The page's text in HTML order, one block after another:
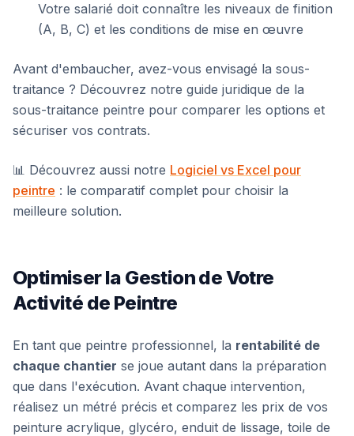
Votre salarié doit connaître les niveaux de finition
(A, B, C) et les conditions de mise en œuvre
Avant d'embaucher, avez-vous envisagé la sous-
traitance ? Découvrez notre guide juridique de la
sous-traitance peintre pour comparer les options et
sécuriser vos contrats.
📊 Découvrez aussi notre Logiciel vs Excel pour
peintre : le comparatif complet pour choisir la
meilleure solution.
Optimiser la Gestion de Votre
Activité de Peintre
En tant que peintre professionnel, la rentabilité de
chaque chantier se joue autant dans la préparation
que dans l'exécution. Avant chaque intervention,
réalisez un métré précis et comparez les prix de vos
peinture acrylique, glycéro, enduit de lissage, toile de